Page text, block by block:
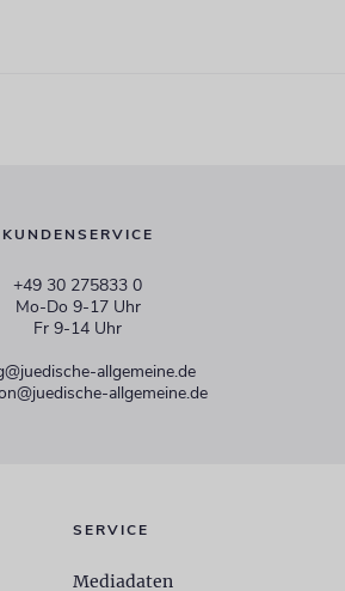
KUNDENSERVICE
+49 30 275833 0
Mo-Do 9-17 Uhr
Fr 9-14 Uhr
allgemeine.de
allgemeine.de
SERVICE
Mediadaten